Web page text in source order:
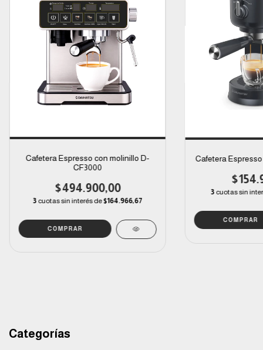
Cafetera Espresso con molinillo D-
CF3000
$494.900,00
3 cuotas sin interés de$164.966,67
Cafetera
3 cuotas sin
Categorías